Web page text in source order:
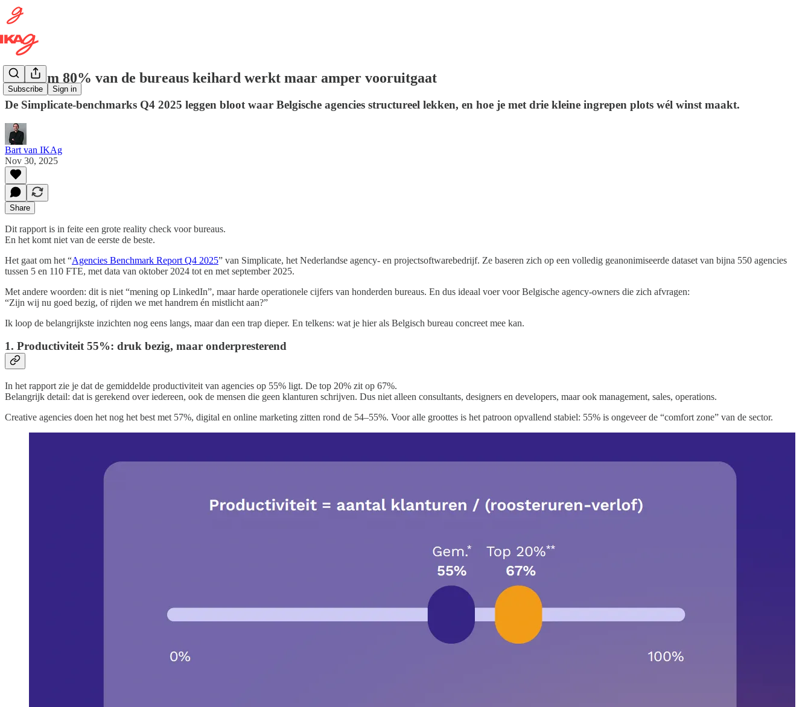
Subscribe Sign in
Waarom 80% van de bureaus keihard werkt maar amper vooruitgaat
De Simplicate-benchmarks Q4 2025 leggen bloot waar Belgische agencies structureel lekken, en hoe je met drie kleine ingrepen plots wél winst maakt.
Bart van IKAg
Nov 30, 2025
Share
Dit rapport is in feite een grote reality check voor bureaus.
En het komt niet van de eerste de beste.
Het gaat om het “Agencies Benchmark Report Q4 2025” van Simplicate, het Nederlandse agency- en projectsoftwarebedrijf. Ze baseren zich op een volledig geanonimiseerde dataset van bijna 550 agencies
tussen 5 en 110 FTE, met data van oktober 2024 tot en met september 2025.
Met andere woorden: dit is niet “mening op LinkedIn”, maar harde operationele cijfers van honderden bureaus. En dus ideaal voer voor Belgische agency-owners die zich afvragen:
“Zijn wij nu goed bezig, of rijden we met handrem én mistlicht aan?”
Ik loop de belangrijkste inzichten nog eens langs, maar dan een trap dieper. En telkens: wat je hier als Belgisch bureau concreet mee kan.
1. Productiviteit 55%: druk bezig, maar onderpresterend
In het rapport zie je dat de gemiddelde productiviteit van agencies op 55% ligt. De top 20% zit op 67%.
Belangrijk detail: dat is gerekend over iedereen, ook de mensen die geen klanturen schrijven. Dus niet alleen consultants, designers en developers, maar ook management, sales, operations.
Creative agencies doen het nog het best met 57%, digital en online marketing zitten rond de 54–55%. Voor alle groottes is het patroon opvallend stabiel: 55% is ongeveer de “comfort zone” van de sector.